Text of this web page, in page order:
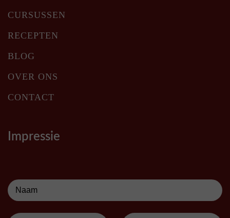
CURSUSSEN
RECEPTEN
BLOG
OVER ONS
CONTACT
Impressie